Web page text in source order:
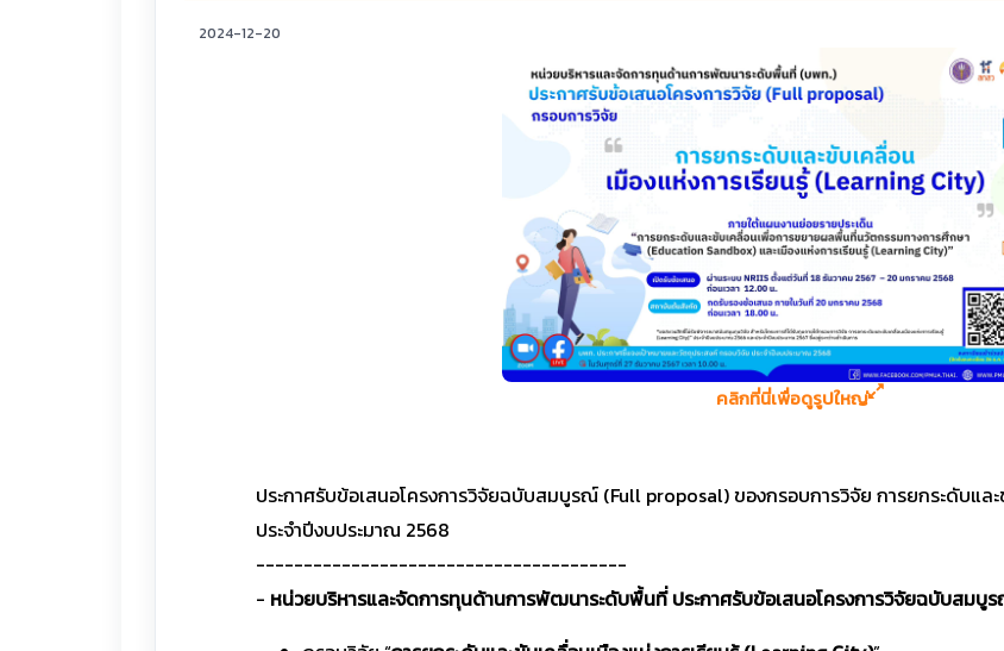
2024-12-20
คลิกที่นี่เพื่อดูรูปใหญ่
ประกาศรับข้อเสนอโครงการวิจัยฉบับสมบูรณ์ (Full proposal) ของกรอบการวิจัย การยกระดับแล
ประจำปีงบประมาณ 2568
---------------------------------------
- หน่วยบริหารและจัดการทุนด้านการพัฒนาระดับพื้นที่ ประกาศรับข้อเสนอโครงการวิจัยฉบับสมบู